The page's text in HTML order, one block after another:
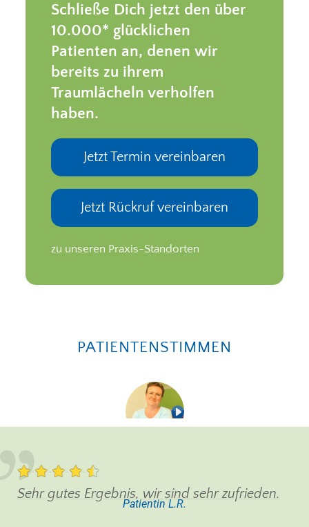
Schließe Dich jetzt den über
10.000* glücklichen
Patienten an, denen wir
bereits zu ihrem
Traumlächeln verholfen
haben.
Jetzt Termin vereinbaren
Jetzt Rückruf vereinbaren
zu unseren Praxis-Standorten
PATIENTENSTIMMEN
Sehr gutes Ergebnis, wir sind sehr zufrieden.
Patientin L.R.